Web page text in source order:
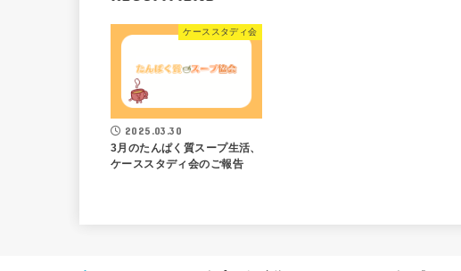
ケーススタディ会
2025.03.30
3月のたんぱく質スープ生活、
ケーススタディ会のご報告